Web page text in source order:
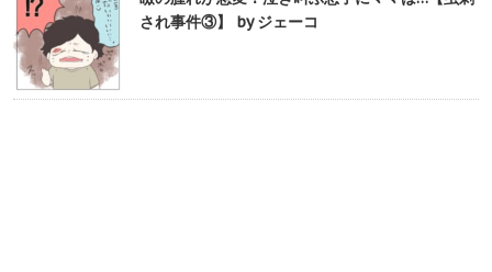
され事件③】 by ジェーコ